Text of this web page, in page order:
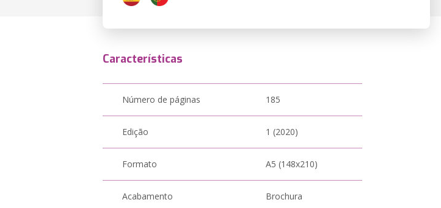
Características
Número de páginas 185
Edição 1 (2020)
Formato A5 (148x210)
Acabamento Brochura